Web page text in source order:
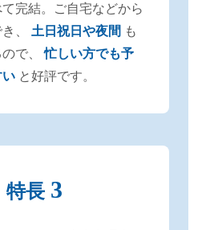
完結。ご自宅などから
、 土日祝日や夜間 も
ので、忙しい方でも予
い と好評です。
特長 3